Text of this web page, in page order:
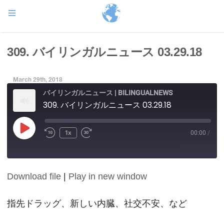
309. バイリンガルニュース 03.29.18
March 29th, 2018
バイリンガルニュース | BILINGUALNEWS
309. バイリンガルニュース 03.29.18
Play
Episode
1x 00:00 /
SHARE
LINK
Download file Play in new window
指先ドラッグ、新しい内臓、社交不安、など